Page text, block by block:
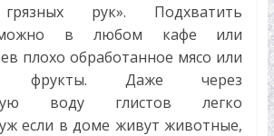
рук». Подхватить
можно в любом кафе или
плохо обработанное мясо или
фрукты. Даже через
воду глистов легко
если в доме живут животные,